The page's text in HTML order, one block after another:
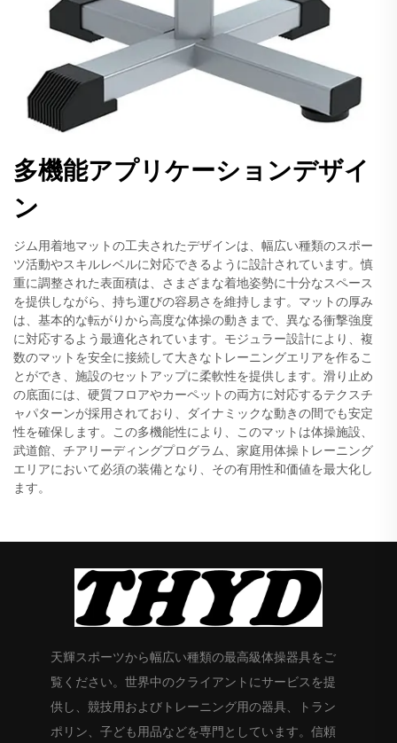
多機能アプリケーションデザイ
ン
ジム用着地マットの工夫されたデザインは、幅広い種類のスポー
ツ活動やスキルレベルに対応できるように設計されています。慎
重に調整された表面積は、さまざまな着地姿勢に十分なスペース
を提供しながら、持ち運びの容易さを維持します。マットの厚み
は、基本的な転がりから高度な体操の動きまで、異なる衝撃強度
に対応するよう最適化されています。モジュラー設計により、複
数のマットを安全に接続して大きなトレーニングエリアを作るこ
とができ、施設のセットアップに柔軟性を提供します。滑り止め
の底面には、硬質フロアやカーペットの両方に対応するテクスチ
ャパターンが採用されており、ダイナミックな動きの間でも安定
性を確保します。この多機能性により、このマットは体操施設、
武道館、チアリーディングプログラム、家庭用体操トレーニング
エリアにおいて必須の装備となり、その有用性和価値を最大化し
ます。
天輝スポーツから幅広い種類の最高級体操器具をご
覧ください。世界中のクライアントにサービスを提
供し、競技用およびトレーニング用の器具、トラン
ポリン、子ども用品などを専門としています。信頼